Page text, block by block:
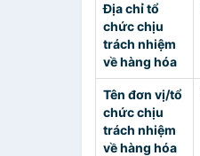
Địa chỉ tổ
chức chịu
trách nhiệm
về hàng hóa
Tên đơn vị/tổ
chức chịu
trách nhiệm
về hàng hóa